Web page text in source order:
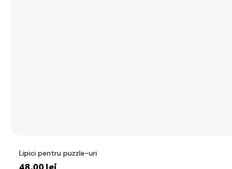
Lipici pentru puzzle-uri